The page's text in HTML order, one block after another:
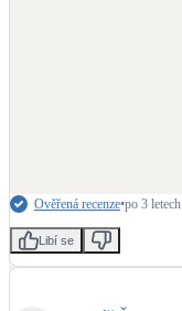
Ověřená recenze•po 3 letech
Libí se